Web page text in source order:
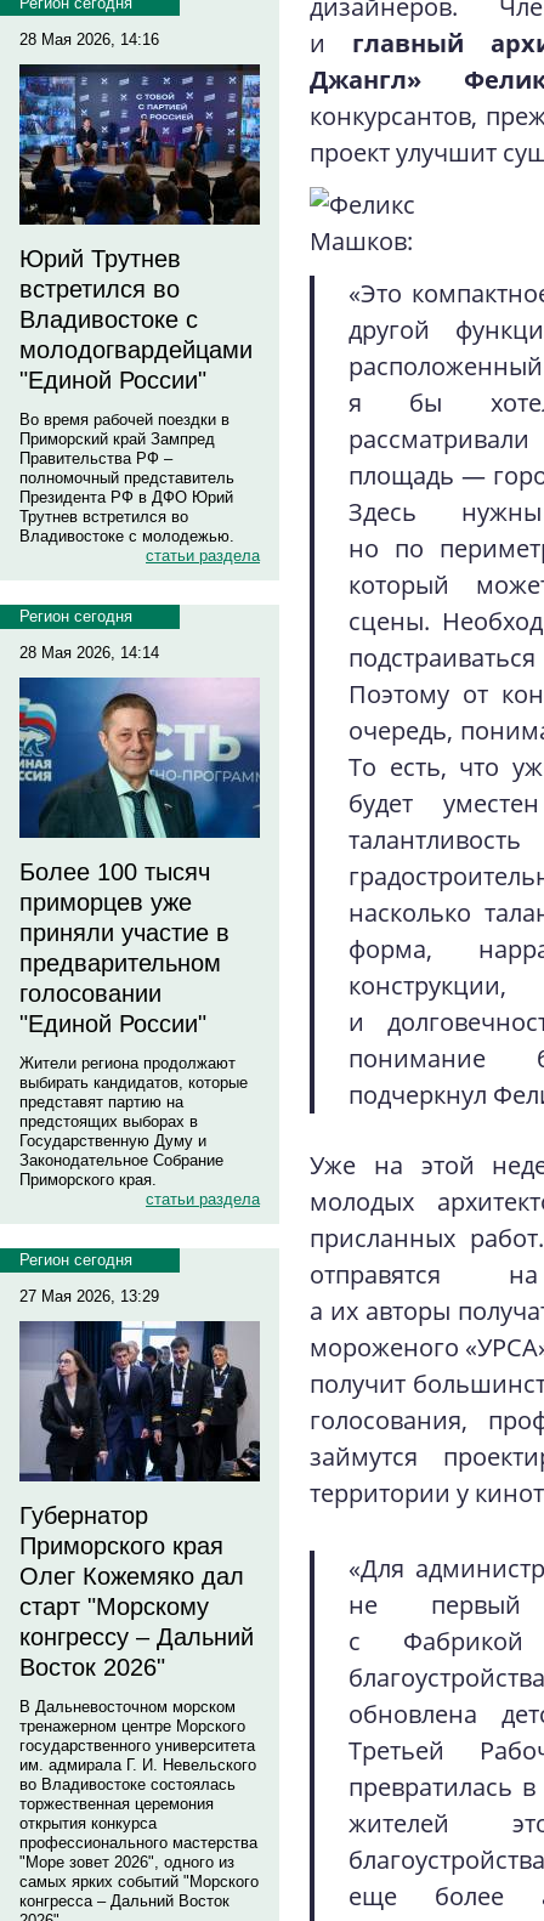
28 Мая 2026, 14:16
Юрий Трутнев
встретился во
Владивостоке с
молодогвардейцами
"Единой России"
Во время рабочей поездки в
Приморский край Зампред
Правительства РФ –
полномочный представитель
Президента РФ в ДФО Юрий
Трутнев встретился во
Владивостоке с молодежью.
статьи раздела
Регион сегодня
28 Мая 2026, 14:14
Более 100 тысяч
приморцев уже
приняли участие в
предварительном
голосовании
"Единой России"
Жители региона продолжают
выбирать кандидатов, которые
представят партию на
предстоящих выборах в
Государственную Думу и
Законодательное Собрание
Приморского края.
статьи раздела
Регион сегодня
27 Мая 2026, 13:29
Губернатор
Приморского края
Олег Кожемяко дал
старт "Морскому
конгрессу – Дальний
Восток 2026"
В Дальневосточном морском
тренажерном центре Морского
государственного университета
им. адмирала Г. И. Невельского
во Владивостоке состоялась
торжественная церемония
открытия конкурса
профессионального мастерства
"Море зовет 2026", одного из
самых ярких событий "Морского
конгресса – Дальний Восток
и главный
Джангл»
конкурсантов,
проект улучшит
«Это
другой
я бы
площадь —
Здесь
но по
который
сцены.
Поэтому от
очередь,
То есть, что
будет
насколько
форма,
и
понимание
подчеркнул
Уже на этой
молодых
присланных
отправятся на
а их авторы
мороженого
получит
голосования,
займутся
территории у
«Для
не первый
с
обновлена
Третьей
превратилась
жителей
еще более